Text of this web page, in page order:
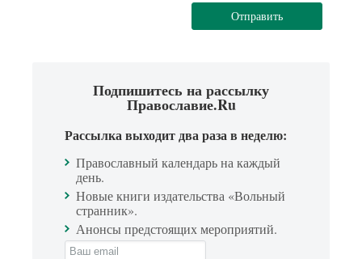
Отправить
Подпишитесь на рассылку
Православие.Ru
Рассылка выходит два раза в неделю:
Православный календарь на каждый
день.
Новые книги издательства «Вольный
странник».
Анонсы предстоящих мероприятий.